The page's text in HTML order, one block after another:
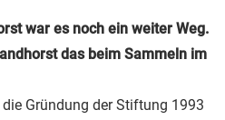
war es noch ein weiter Weg.
das beim Sammeln im
Gründung der Stiftung 1993